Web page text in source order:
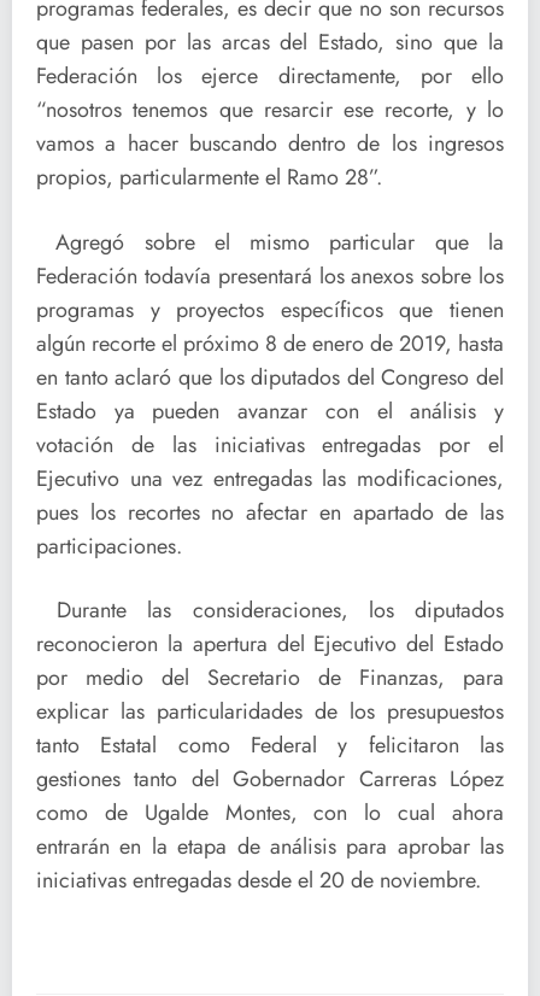
programas federales, es decir que no son recursos
que pasen por las arcas del Estado, sino que la
Federación los ejerce directamente, por ello
“nosotros tenemos que resarcir ese recorte, y lo
vamos a hacer buscando dentro de los ingresos
propios, particularmente el Ramo 28”.
Agregó sobre el mismo particular que la
Federación todavía presentará los anexos sobre los
programas y proyectos específicos que tienen
algún recorte el próximo 8 de enero de 2019, hasta
en tanto aclaró que los diputados del Congreso del
Estado ya pueden avanzar con el análisis y
votación de las iniciativas entregadas por el
Ejecutivo una vez entregadas las modificaciones,
pues los recortes no afectar en apartado de las
participaciones.
Durante las consideraciones, los diputados
reconocieron la apertura del Ejecutivo del Estado
por medio del Secretario de Finanzas, para
explicar las particularidades de los presupuestos
tanto Estatal como Federal y felicitaron las
gestiones tanto del Gobernador Carreras López
como de Ugalde Montes, con lo cual ahora
entrarán en la etapa de análisis para aprobar las
iniciativas entregadas desde el 20 de noviembre.